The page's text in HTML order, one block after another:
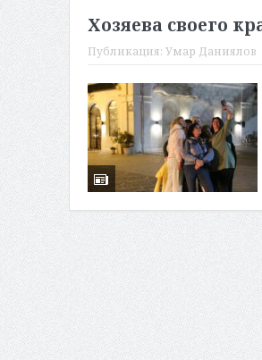
Хозяева своего
Публикация: Умар Даниялов